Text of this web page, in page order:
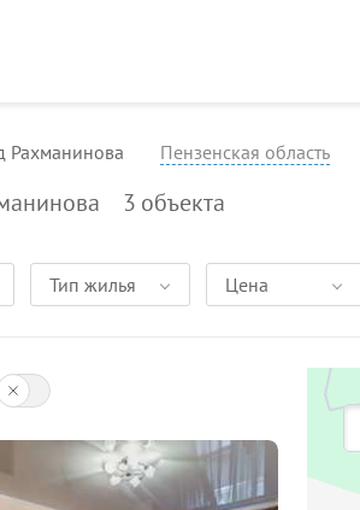
Рахманинова Пензенская область
3 объекта
Тип жилья Цена